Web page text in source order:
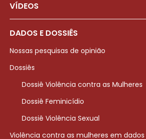
VÍDEOS
DADOS E DOSSIÊS
Nossas pesquisas de opinião
Dossiês
Dossiê Violência contra as Mulheres
Dossiê Feminicídio
Dossiê Violência Sexual
Violência contra as mulheres em dados